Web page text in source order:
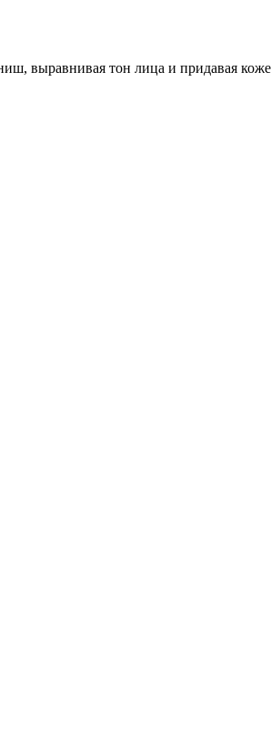
выравнивая тон лица и придавая